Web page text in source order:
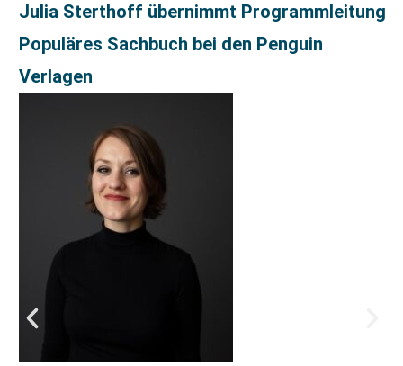
Julia Sterthoff übernimmt Programmleitung
Populäres Sachbuch bei den Penguin
Verlagen